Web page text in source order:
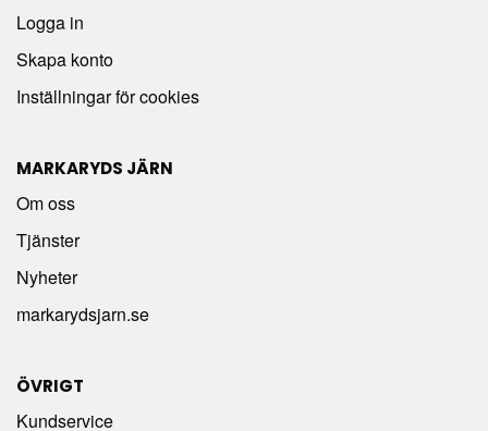
Logga in
Skapa konto
Inställningar för cookies
MARKARYDS JÄRN
Om oss
Tjänster
Nyheter
markarydsjarn.se
ÖVRIGT
Kundservice